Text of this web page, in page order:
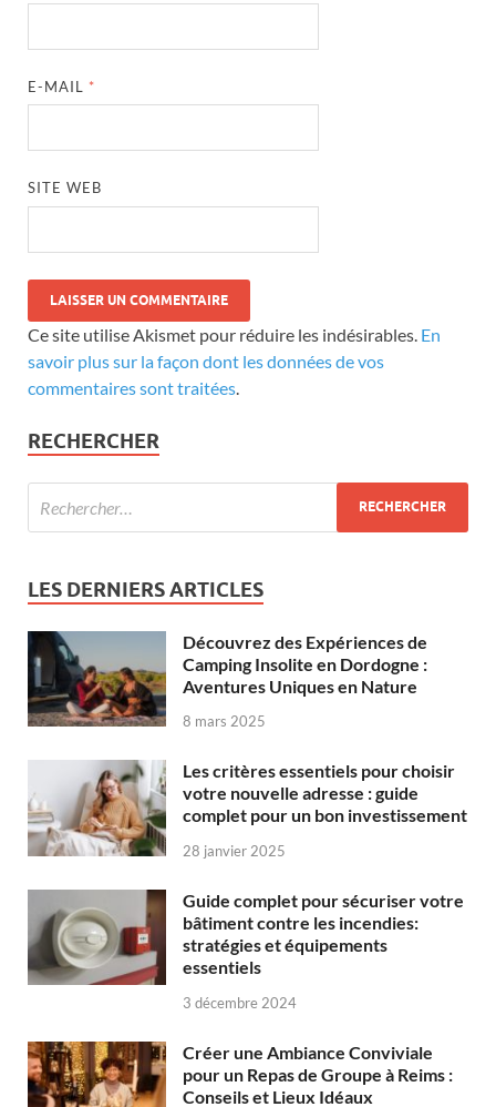
E-MAIL *
SITE WEB
Ce site utilise Akismet pour réduire les indésirables. En
savoir plus sur la façon dont les données de vos
commentaires sont traitées
RECHERCHER
LES DERNIERS ARTICLES
Découvrez des Expériences de
Camping Insolite en Dordogne :
Aventures Uniques en Nature
8 mars 2025
Les critères essentiels pour choisir
votre nouvelle adresse : guide
complet pour un bon investissement
28 janvier 2025
Guide complet pour sécuriser votre
bâtiment contre les incendies:
stratégies et équipements
essentiels
3 décembre 2024
Créer une Ambiance Conviviale
pour un Repas de Groupe à Reims :
Conseils et Lieux Idéaux